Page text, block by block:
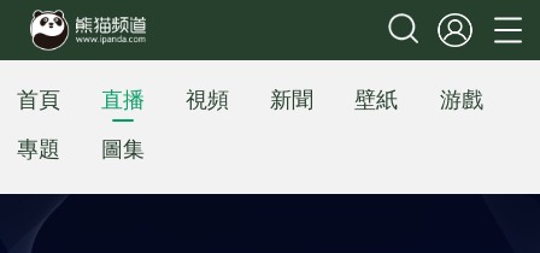
首頁 直播 視頻 新聞 壁紙
游戲
專題
圖集